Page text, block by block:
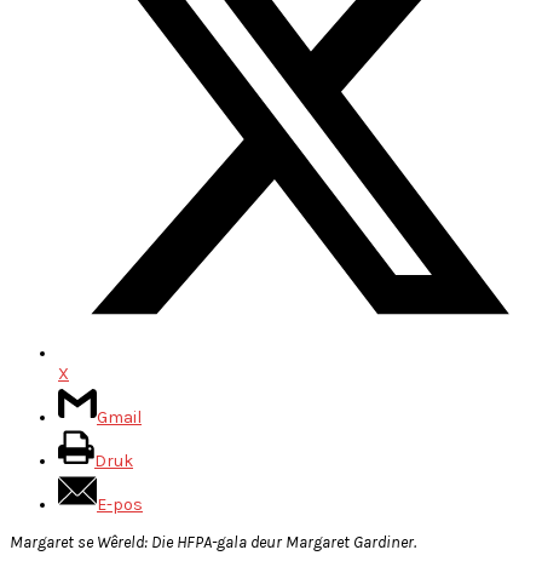
X
Gmail
Druk
E-pos
Margaret se Wêreld: Die HFPA-gala deur Margaret Gardiner.